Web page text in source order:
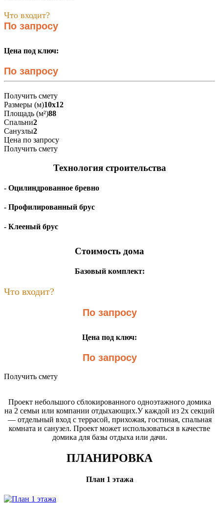
Что входит?
По запросу
Цена под ключ:
По запросу
Получить смету
Размеры (м)10х12
Площадь (м²)88
Спальни2
Санузлы2
Цена по запросу
Получить смету
Технология строительства
- Оцилиндрованное бревно
- Профилированный брус
- Клееный брус
Стоимость дома
Базовый комплект:
Что входит?
По запросу
Цена под ключ:
По запросу
Получить смету
Проект небольшого сблокированного одноэтажного домика
на 2 семьи или компании отдыхающих.У каждой из 2х секций
— отдельный вход с террасой, прихожая, гостиная, спальная
комната и санузел. Проект может использоваться в качестве
домика для базы отдыха или дачи.
ПЛАНИРОВКА
План 1 этажа